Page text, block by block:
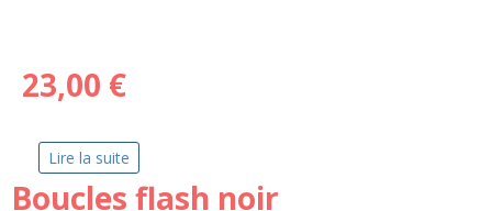
23,00 €
Lire la suite
Boucles flash noir